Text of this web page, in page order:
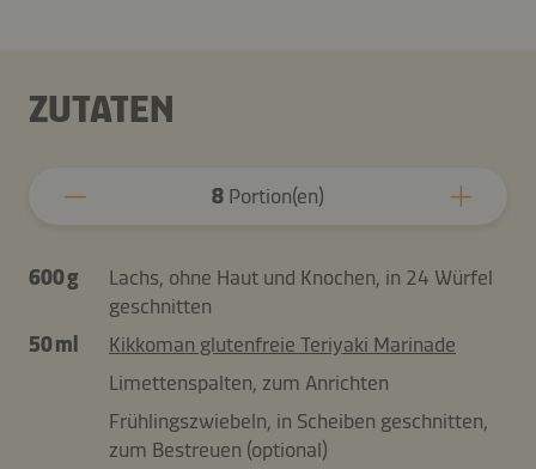
ZUTATEN
8 Portion(en)
600 g
Lachs, ohne Haut und Knochen, in 24 Würfel
geschnitten
50 ml
Kikkoman glutenfreie Teriyaki Marinade
Limettenspalten, zum Anrichten
Frühlingszwiebeln, in Scheiben geschnitten,
zum Bestreuen (optional)